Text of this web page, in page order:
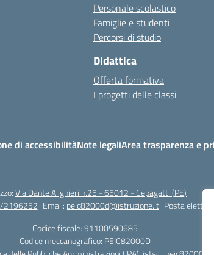
Personale scolastico
Famiglie e studenti
Percorsi di studio
Didattica
Offerta formativa
I progetti delle classi
di accessibilitàNote legaliArea trasparenza e
Via Dante Alighieri n.25 - 65012 - Cepagatti (PE)
Email: peic82000d@istruzione.it Posta
Codice fiscale: 91100590685
Codice meccanografico: PEIC82000D